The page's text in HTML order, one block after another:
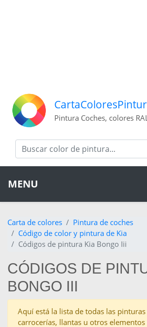
Pintura Coches, colores
MENU
Carta de colores
Pintura de coches
Código de color y pintura de Kia
Códigos de pintura Kia Bongo Iii
CÓDIGOS DE
BONGO III
Aquí está la lista de todas las pinturas
carrocerías, llantas u otros elementos